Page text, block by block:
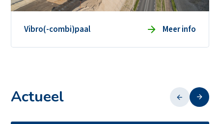
Vibro(-combi)paal Meer info
Actueel